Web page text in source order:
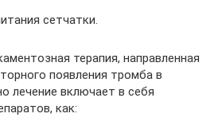
сетчатки.
терапия, направленная
появления тромба в
лечение включает в себя
как: